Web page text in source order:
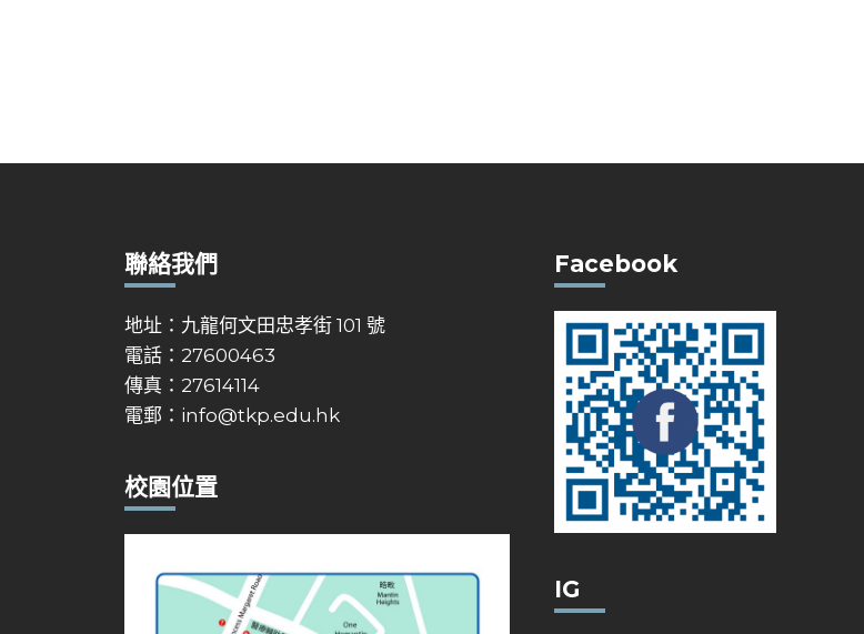
聯絡我們
地址：九龍何文田忠孝街 101 號
電話：27600463
傳真：27614114
電郵： info@tkp.edu.hk
校園位置
Facebook
IG